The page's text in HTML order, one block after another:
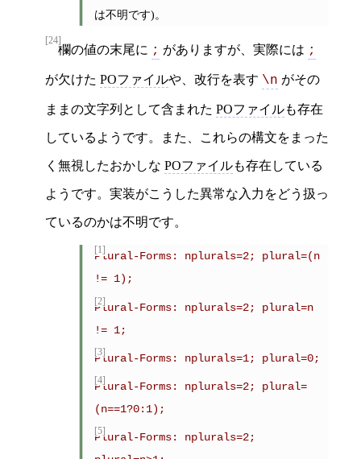
は不明です)。
[24]
欄の値の末尾に ; がありますが、実際には ;
が欠けた POファイルや、改行を表す \n がその
ままの文字列として含まれた POファイルも存在
しているようです。また、これらの構文をまった
く無視したおかしな POファイルも存在している
ようです。実装がこうした異常な入力をどう扱っ
ているのかは不明です。
[1]
Plural-Forms: nplurals=2; plural=(n
!= 1);
[2]
Plural-Forms: nplurals=2; plural=n
!= 1;
[3]
[4]
Plural-Forms: nplurals=2; plural=
(n==1?0:1);
[5]
Plural-Forms: nplurals=2;